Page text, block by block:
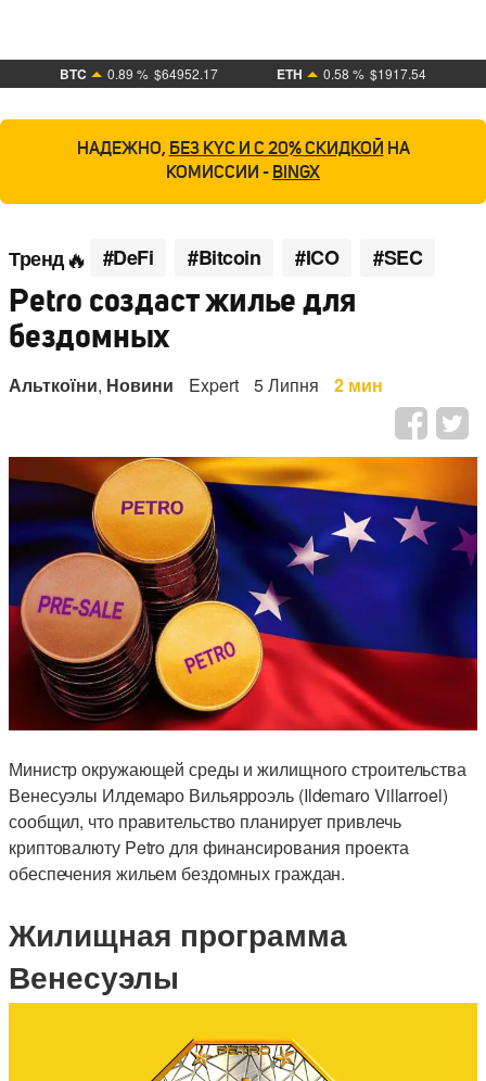
BTC 0.89 % $64952.17 ETH 0.58 % $1917.54
НАДЕЖНО, БЕЗ KYC И С 20% СКИДКОЙ НА
КОМИССИИ - BINGX
Тренд #DeFi #Bitcoin #ICO #SEC
Petro создаст жилье для
бездомных
Альткоїни, Новини Expert 5 Липня 2 мин
Министр окружающей среды и жилищного строительства
Венесуэлы Илдемаро Вильярроэль (Ildemaro Villarroel)
сообщил, что правительство планирует привлечь
криптовалюту Petro для финансирования проекта
обеспечения жильем бездомных граждан.
Жилищная программа
Венесуэлы